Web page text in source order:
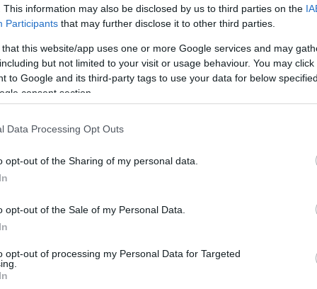
This information may also be disclosed by us to third parties on the
Participants that may further disclose it to other third parties.
that this website/app uses one or more Google services and may
but not limited to your visit or usage behaviour. You may
to Google and its third-party tags to use your data for below
consent section.
Data Processing Opt Outs
opt-out of the Sharing of my personal data.
opt-out of the Sale of my Personal Data.
opt-out of processing my Personal Data for Targeted
M PKT Z R
23 56 17 5 1 97-
23 50 16 2 5 95-33
23 59-38
34-
23 20 6 43-